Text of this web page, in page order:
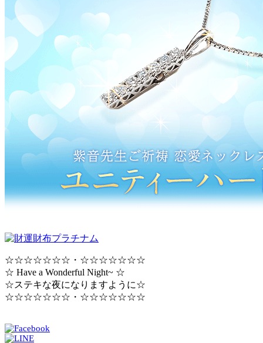
☆☆☆☆☆☆☆・☆☆☆☆☆☆☆
☆ Have a Wonderful Night~ ☆
☆ステキな夜になりますように☆
☆☆☆☆☆☆☆・☆☆☆☆☆☆☆